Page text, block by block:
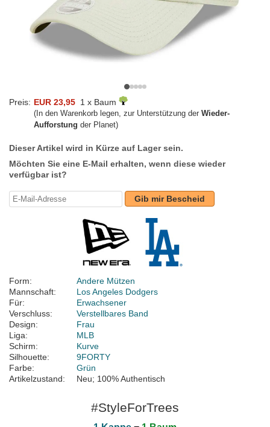
Preis: EUR 23,95 1 x Baum
(In den Warenkorb legen, zur Unterstützung der Wieder-
Aufforstung der Planet)
Dieser Artikel wird in Kürze auf Lager sein.
Möchten Sie eine E-Mail erhalten, wenn diese wieder
verfügbar ist?
Gib mir Bescheid
Form:
Andere Mützen
Mannschaft:
Los Angeles Dodgers
Für:
Erwachsener
Verschluss:
Verstellbares Band
Design:
Frau
Liga:
MLB
Schirm:
Kurve
Silhouette:
9FORTY
Farbe:
Grün
Artikelzustand:
Neu; 100% Authentisch
#StyleForTrees